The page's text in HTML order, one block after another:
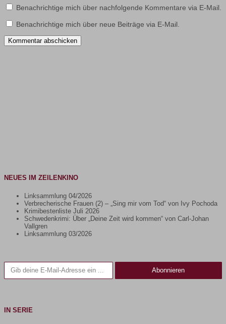
Benachrichtige mich über nachfolgende Kommentare via E-Mail.
Benachrichtige mich über neue Beiträge via E-Mail.
NEUES IM ZEILENKINO
Linksammlung 04/2026
Verbrecherische Frauen (2) – „Sing mir vom Tod“ von Ivy Pochoda
Krimibestenliste Juli 2026
Schwedenkrimi: Über „Deine Zeit wird kommen“ von Carl-Johan
Vallgren
Linksammlung 03/2026
Gib deine E-Mail-Adresse ein ...
Abonnieren
IN SERIE